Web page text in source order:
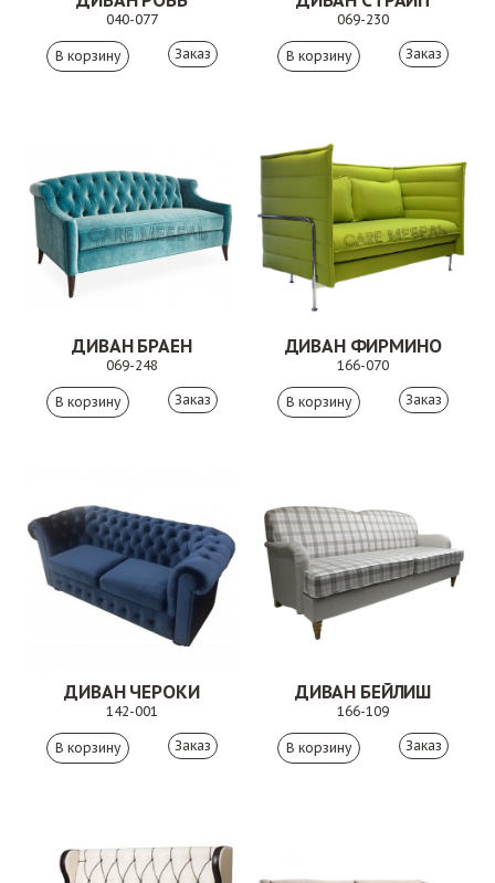
040-077
Заказ
069-230
Заказ
ДИВАН БРАЕН
069-248
Заказ
ДИВАН ФИРМИНО
166-070
Заказ
ДИВАН ЧЕРОКИ
142-001
Заказ
ДИВАН БЕЙЛИШ
166-109
Заказ